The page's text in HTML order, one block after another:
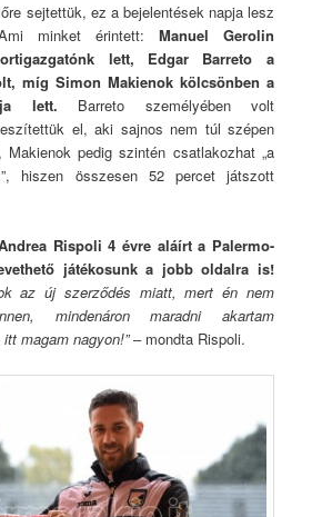
sejtettük, ez a bejelentések napja lesz
minket érintett:Manuel Gerolin
lett,
Edgar Barreto a
míg Simon Makienok kölcsönben a
lett. Barreto személyében volt
el, aki sajnos nem túl szépen
pedig szintén csatlakozhat „a
hiszen összesen 52 percet játszott
Rispoli 4 évre aláírt a Palermo-
játékosunk a jobb oldalra is!
az új szerződés miatt, mert én nem
mindenáron maradni akartam
magam nagyon!”– mondta Rispoli.